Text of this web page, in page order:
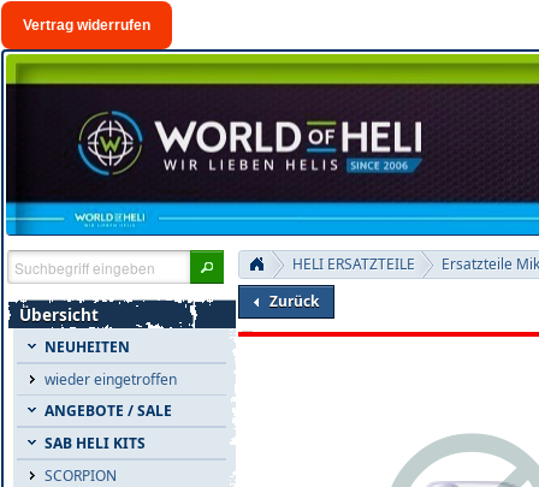
Vertrag widerrufen
Übersicht
NEUHEITEN
wieder eingetroffen
ANGEBOTE / SALE
SAB HELI KITS
SCORPION
HELI ERSATZTEILE
Ersatzteile
Zurück